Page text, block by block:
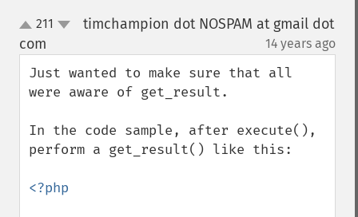
up211
timchampion dot NOSPAM at gmail dot
com
14 years ago
Just wanted to make sure that all
were aware of get_result.
In the code sample, after execute(),
perform a get_result() like this:
<?php